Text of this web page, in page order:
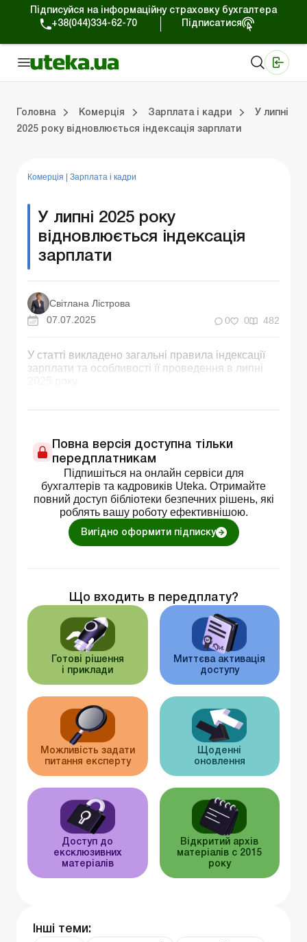
Підписуйся на інформаційну страховку бухгалтера
+38(044)334-62-70
Підписатися
Головна Комерція Зарплата і кадри
У липні
2025 року відновлюється індексація зарплати
Комерція Зарплата і кадри
У липні 2025 року
відновлюється індексація
зарплати
Світлана Лістрова
07.07.2025
0 0 482
У статті викладено загальні правила індексації
зарплати та особливості її проведення в липні
Повна версія доступна тільки
передплатникам
Підпишіться на онлайн сервіси для
бухгалтерів та кадровиків Uteka. Отримайте
повний доступ бібліотеки безпечних рішень, які
роблять вашу роботу ефективнішою.
Вигідно оформити підписку
Що входить в передплату?
Готові рішення
і приклади
Миттєва активація
доступу
Можливість задати
питання експерту
Щоденні
оновлення
Доступ до
ексклюзивних
матеріалів
Відкритий архів
матеріалів c 2015
року
Інші теми: